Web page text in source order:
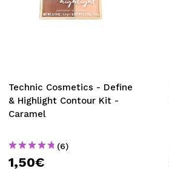
Technic Cosmetics - Define
& Highlight Contour Kit -
Caramel
(6)
1,50€